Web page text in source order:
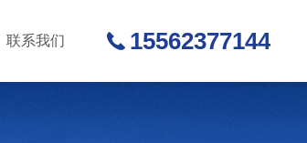
联系我们 15562377144